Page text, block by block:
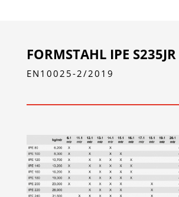
FORMSTAHL IPE S235JR
EN10025-2/2019